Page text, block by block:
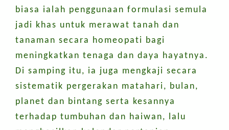
biasa ialah penggunaan formulasi semula
jadi khas untuk merawat tanah dan
tanaman secara homeopati bagi
meningkatkan tenaga dan daya hayatnya.
Di samping itu, ia juga mengkaji secara
sistematik pergerakan matahari, bulan,
planet dan bintang serta kesannya
terhadap tumbuhan dan haiwan, lalu